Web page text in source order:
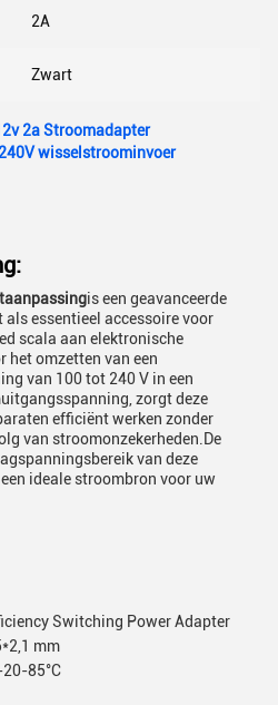
2A
Zwart
2a Stroomadapter
wisselstroominvoer
is een geavanceerde
essentieel accessoire voor
scala aan elektronische
het omzetten van een
van 100 tot 240 V in een
zorgt deze
efficiënt werken zonder
van stroomonzekerheden.De
van deze
ideale stroombron voor uw
Switching Power Adapter
mm
85°C